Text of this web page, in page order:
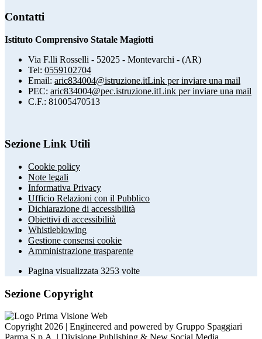
Contatti
Istituto Comprensivo Statale Magiotti
Via F.lli Rosselli - 52025 - Montevarchi - (AR)
Tel: 0559102704
Email: aric834004@istruzione.itLink per inviare una mail
PEC: aric834004@pec.istruzione.itLink per inviare una mail
C.F.: 81005470513
Sezione Link Utili
Cookie policy
Note legali
Informativa Privacy
Ufficio Relazioni con il Pubblico
Dichiarazione di accessibilità
Obiettivi di accessibilità
Whistleblowing
Gestione consensi cookie
Amministrazione trasparente
Pagina visualizzata 3253 volte
Sezione Copyright
Copyright 2026 | Engineered and powered by Gruppo Spaggiari